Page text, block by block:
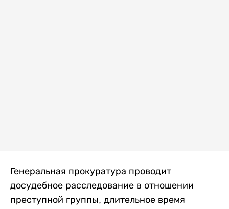
Генеральная прокуратура проводит
досудебное расследование в отношении
преступной группы, длительное время